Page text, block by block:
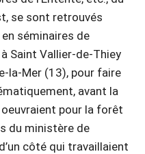
se sont retrouvés
séminaires de
Saint Vallier-de-Thiey
la-Mer (13), pour faire
avant la
pour la forêt
du ministère de
côté qui travaillaient